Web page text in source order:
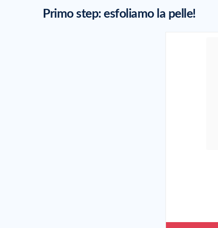
Primo step: esfoliamo la pelle!